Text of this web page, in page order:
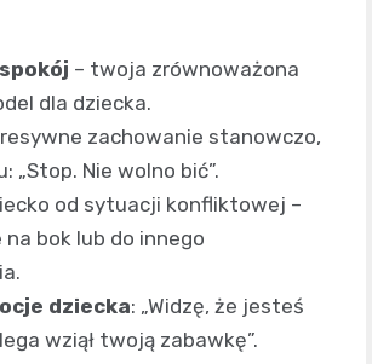
– twoja zrównoważona
dla dziecka.
zachowanie stanowczo,
„Stop. Nie wolno bić”.
od sytuacji konfliktowej –
bok lub do innego
dziecka: „Widzę, że jesteś
wziął twoją zabawkę”.